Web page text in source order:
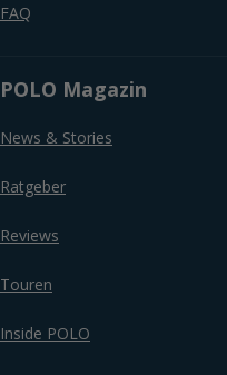
FAQ
POLO Magazin
News & Stories
Ratgeber
Reviews
Touren
Inside POLO